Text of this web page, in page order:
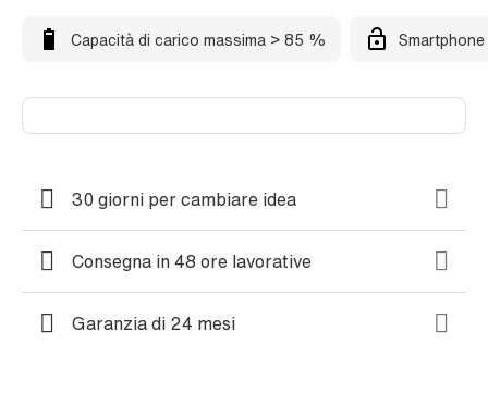
Capacità di carico massima > 85 %
30 giorni per cambiare idea
Consegna in 48 ore lavorative
Garanzia di 24 mesi